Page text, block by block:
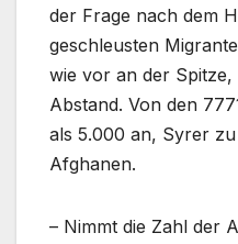
der Frage nach dem
geschleusten
wie vor an der
Abstand. Von den
als 5.000 an, Syrer
Afghanen.
– Nimmt die Zahl der